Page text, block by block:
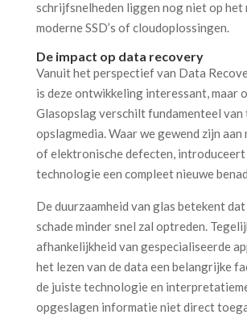
schrijfsnelheden liggen nog niet op het
moderne SSD’s of cloudoplossingen.
De impact op data recovery
Vanuit het perspectief van Data
is deze ontwikkeling interessant, maar
Glasopslag verschilt fundamenteel
opslagmedia. Waar we gewend zijn aan
of elektronische defecten, introduceert
technologie een compleet nieuwe
De duurzaamheid van glas betekent
schade minder snel zal optreden.
afhankelijkheid van gespecialiseerde
het lezen van de data een belangrijke
de juiste technologie en
opgeslagen informatie niet direct